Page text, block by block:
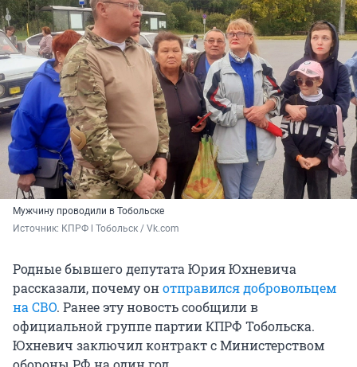
Мужчину проводили в Тобольске
Источник: КПРФ l Тобольск / Vk.com
Родные бывшего депутата Юрия Юхневича
рассказали, почему онотправился добровольцем
на СВО. Ранее эту новость сообщили в
официальной группе партии КПРФ Тобольска.
Юхневич заключил контракт с Министерством